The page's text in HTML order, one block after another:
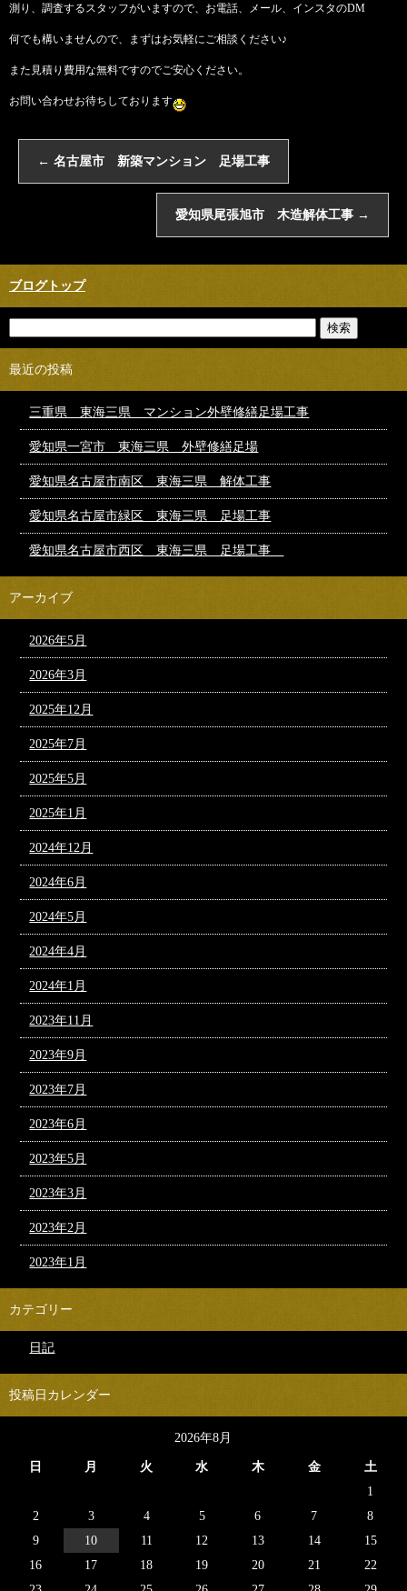
測り、調査するスタッフがいますので、お電話、メール、インスタのDM
何でも構いませんので、まずはお気軽にご相談ください♪
また見積り費用な無料ですのでご安心ください。
お問い合わせお待ちしております
← 名古屋市 新築マンション 足場工事
愛知県尾張旭市 木造解体工事 →
ブログトップ
最近の投稿
三重県 東海三県 マンション外壁修繕足場工事
愛知県一宮市 東海三県 外壁修繕足場
愛知県名古屋市南区 東海三県 解体工事
愛知県名古屋市緑区 東海三県 足場工事
愛知県名古屋市西区 東海三県 足場工事
アーカイブ
2026年5月
2026年3月
2025年12月
2025年7月
2025年5月
2025年1月
2024年12月
2024年6月
2024年5月
2024年4月
2024年1月
2023年11月
2023年9月
2023年7月
2023年6月
2023年5月
2023年3月
2023年2月
2023年1月
カテゴリー
日記
投稿日カレンダー
2026年8月
日 月 火 水 木 金
土
1
2
3 4 5 6 7
8
9
10 11 12 13 14
15
16
17 18 19 20 21
22